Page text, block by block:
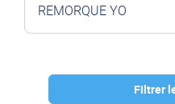
Filtrer
REMORQUE YO